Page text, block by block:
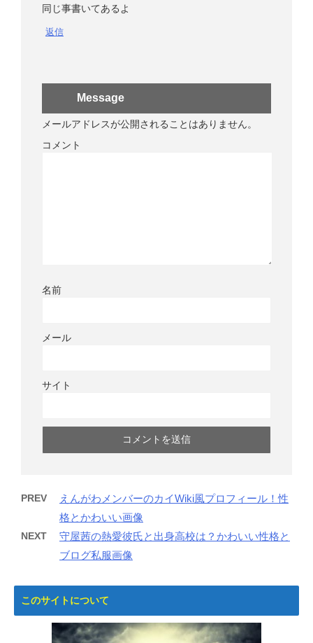
同じ事書いてあるよ
返信
Message
メールアドレスが公開されることはありません。
コメント
名前
メール
サイト
PREV
えんがわメンバーのカイWiki風プロフィール！性
格とかわいい画像
NEXT
守屋茜の熱愛彼氏と出身高校は？かわいい性格と
ブログ私服画像
このサイトについて